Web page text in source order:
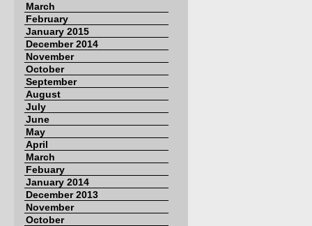
March
February
January 2015
December 2014
November
October
September
August
July
June
May
April
March
Febuary
January 2014
December 2013
November
October